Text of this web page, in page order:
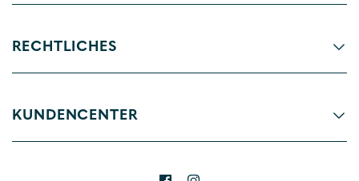
RECHTLICHES
KUNDENCENTER